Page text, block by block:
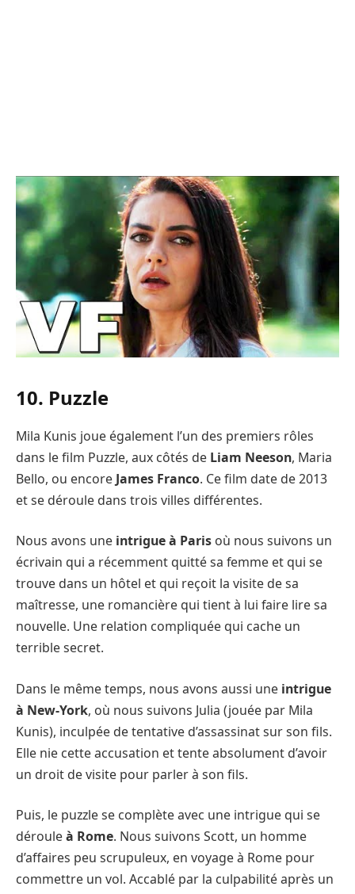
10. Puzzle
Mila Kunis joue également l’un des premiers rôles
dans le film Puzzle, aux côtés de Liam Neeson, Maria
Bello, ou encore James Franco. Ce film date de 2013
et se déroule dans trois villes différentes.
Nous avons une intrigue à Paris où nous suivons un
écrivain qui a récemment quitté sa femme et qui se
trouve dans un hôtel et qui reçoit la visite de sa
maîtresse, une romancière qui tient à lui faire lire sa
nouvelle. Une relation compliquée qui cache un
terrible secret.
Dans le même temps, nous avons aussi une intrigue
à New-York, où nous suivons Julia (jouée par Mila
Kunis), inculpée de tentative d’assassinat sur son fils.
Elle nie cette accusation et tente absolument d’avoir
un droit de visite pour parler à son fils.
Puis, le puzzle se complète avec une intrigue qui se
dérouleà Rome. Nous suivons Scott, un homme
d’affaires peu scrupuleux, en voyage à Rome pour
commettre un vol. Accablé par la culpabilité après un